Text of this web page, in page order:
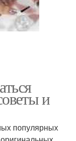
и
популярных